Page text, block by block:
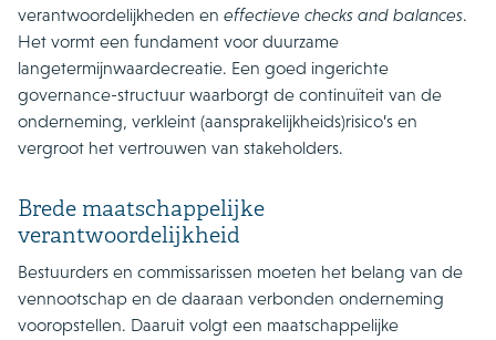
verantwoordelijkheden en effectieve checks and balances.
Het vormt een fundament voor duurzame
langetermijnwaardecreatie. Een goed ingerichte
governance-structuur waarborgt de continuïteit van de
onderneming, verkleint (aansprakelijkheids)risico’s en
vergroot het vertrouwen van stakeholders.
Brede maatschappelijke
verantwoordelijkheid
Bestuurders en commissarissen moeten het belang van de
vennootschap en de daaraan verbonden onderneming
vooropstellen. Daaruit volgt een maatschappelijke